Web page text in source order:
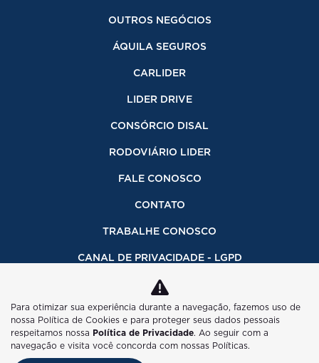
OUTROS NEGÓCIOS
ÁQUILA SEGUROS
CARLIDER
LIDER DRIVE
CONSÓRCIO DISAL
RODOVIÁRIO LIDER
FALE CONOSCO
CONTATO
TRABALHE CONOSCO
CANAL DE PRIVACIDADE - LGPD
INFORMAÇÕES FINANCEIRAS
CÓDIGO DE ÉTICA
CANAL DE DENÚNCIAS INTRANET ADDU
Para otimizar sua experiência durante a navegação, fazemos uso de
nossa Política de Cookies e para proteger seus dados pessoais
respeitamos nossa Política de Privacidade. Ao seguir com a
navegação e visita você concorda com nossas Políticas.